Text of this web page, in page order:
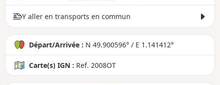
Y aller en transports en commun
Départ/Arrivée : N 49.900596° / E 1.141412°
Carte(s) IGN : Ref. 2008OT